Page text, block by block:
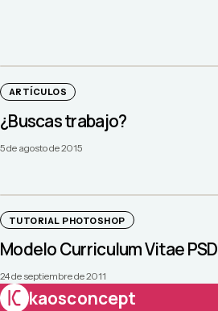
ARTÍCULOS
¿Buscas trabajo?
5 de agosto de 2015
TUTORIAL PHOTOSHOP
Modelo Curriculum Vitae PSD
24 de septiembre de 2011
kaosconcept